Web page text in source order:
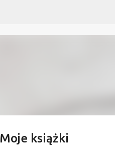
Moje książki